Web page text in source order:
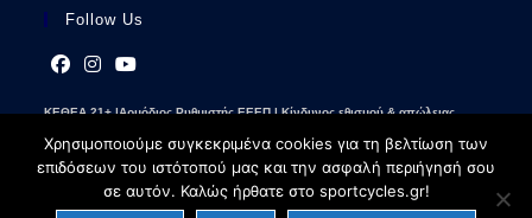
Follow Us
in
a
new
in
a
new
tab
in
a
new
tab
ΚΕΘΕΑ 21+ |Αρμόδιος Ρυθμιστής ΕΕΕΠ | Κίνδυνος εθισμού & απώλειας
Χρησιμοποιούμε συγκεκριμένα cookies για τη βελτίωση των
επιδόσεων του ιστότοπού μας και την ασφαλή περιήγησή σου
σε αυτόν. Καλώς ήρθατε στο sportcycles.gr!